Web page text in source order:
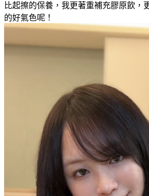
比起擦的保養，我更著重補充膠原飲，
的好氣色呢！